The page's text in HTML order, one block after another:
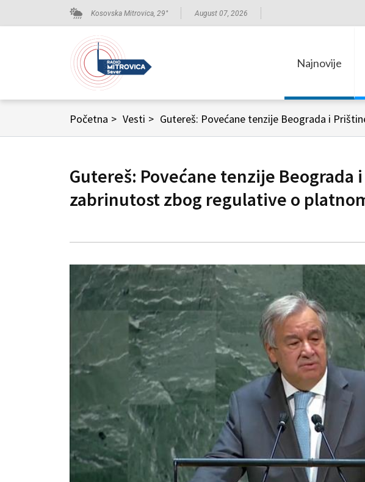
Kosovska Mitrovica, 29° August 07, 2026
Najnovije
Početna > Vesti > Gutereš: Povećane tenzije Beograda i
Gutereš: Povećane tenzije Beograda
zabrinutost zbog regulative o